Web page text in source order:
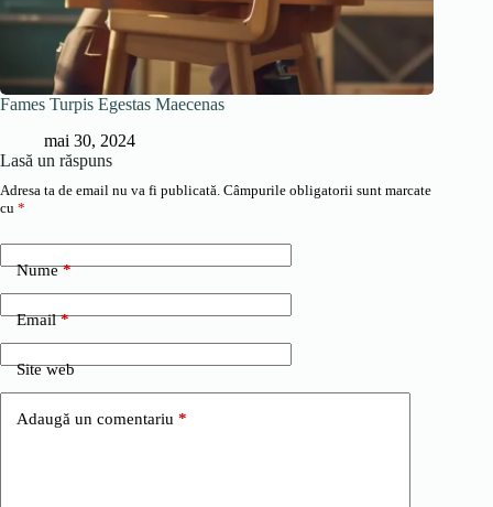
Fames Turpis Egestas Maecenas
mai 30, 2024
Lasă un răspuns
Adresa ta de email nu va fi publicată. Câmpurile obligatorii sunt marcate
cu *
Nume*
Email*
Site web
Adaugă un comentariu *